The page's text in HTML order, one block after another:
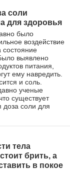
соли
для здоровья
было
воздействие
состояние
выявлено
питания,
ему навредить.
и соль.
ученые
существует
доза соли для
тела
брить, а
в покое